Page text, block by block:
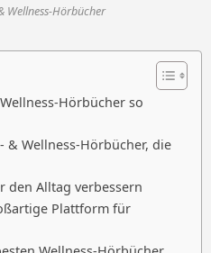
Wellness-Hörbücher
Hörbücher so
& Wellness-Hörbücher, die
den Alltag verbessern
Plattform für